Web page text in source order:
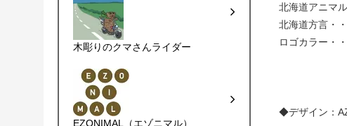
北海道アニマ
北海道方言・
ロゴカラー・
◆デザイン：
木彫りのクマさんライダー
EZONIMAL（エゾニマル）